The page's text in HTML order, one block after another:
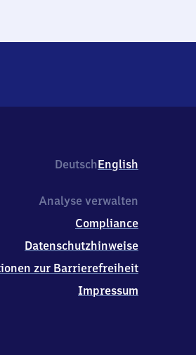
DeutschEnglish
Analyse verwalten
Compliance
Datenschutzhinweise
zur Barrierefreiheit
Impressum